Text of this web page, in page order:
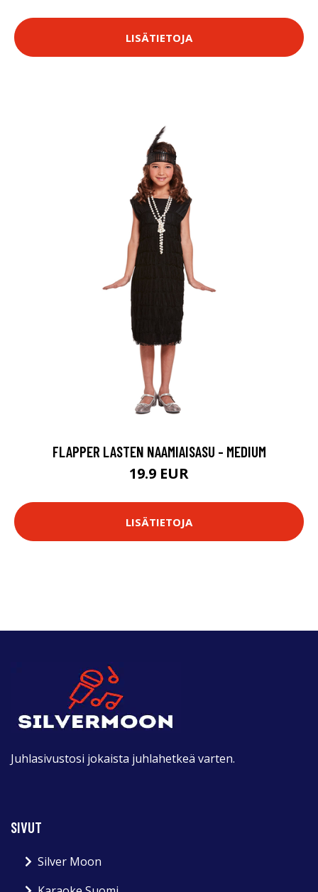
LISÄTIETOJA
FLAPPER LASTEN NAAMIAISASU - MEDIUM
19.9 EUR
LISÄTIETOJA
Juhlasivustosi jokaista juhlahetkeä varten.
SIVUT
Silver Moon